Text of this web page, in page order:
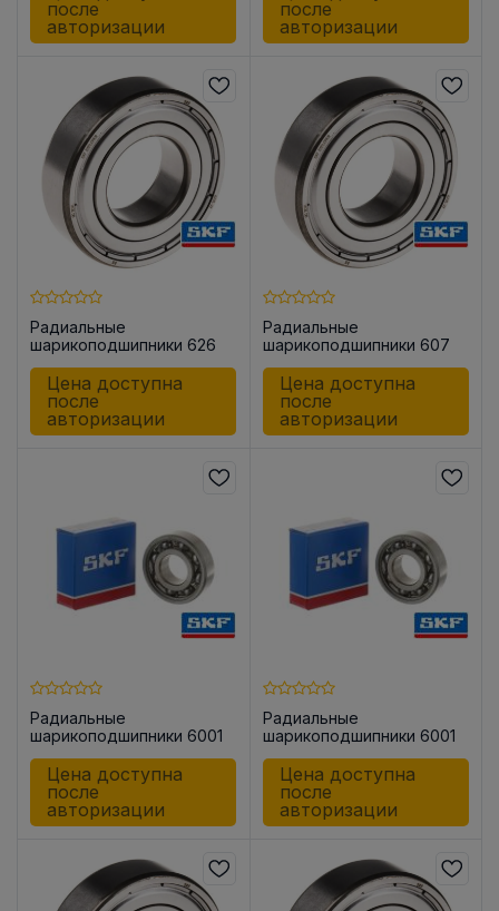
после
авторизации
после
авторизации
Радиальные
шарикоподшипники 626
Цена доступна
после
авторизации
Радиальные
шарикоподшипники 607
Цена доступна
после
авторизации
Радиальные
шарикоподшипники 6001
Цена доступна
после
авторизации
Радиальные
шарикоподшипники 6001
Цена доступна
после
авторизации